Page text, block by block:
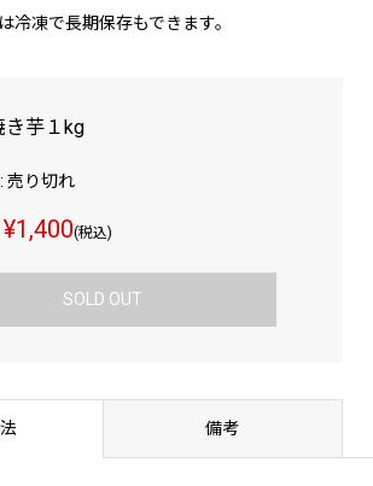
冷凍で長期保存もできます。
き芋１kg
売り切れ
¥1,400(税込)
SOLD OUT
備考